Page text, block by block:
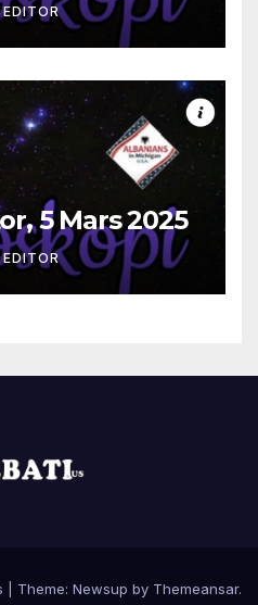
EDITOR
5 Mars 2025
EDITOR
Theme: Newsup by Themeansar.